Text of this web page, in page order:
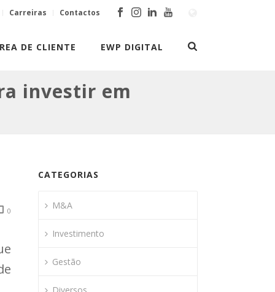
Carreiras Contactos
DE CLIENTE EWP DIGITAL
investir em
0
CATEGORIAS
M&A
Investimento
Gestão